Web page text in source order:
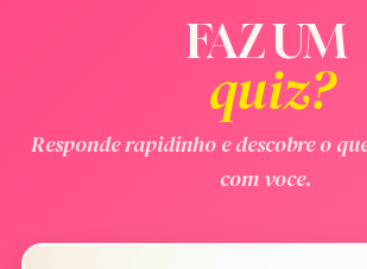
FAZ UM
quiz?
Responde rapidinho e descobre o
com voce.